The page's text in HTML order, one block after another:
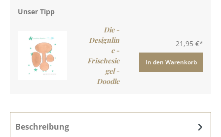
Unser Tipp
Die -
Designlin
e -
Frischesie
gel -
Doodle
21,95 €*
In den Warenkorb
Beschreibung